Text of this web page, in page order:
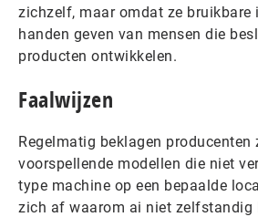
zichzelf, maar omdat ze bruikbare
handen geven van mensen die
producten ontwikkelen.
Faalwijzen
Regelmatig beklagen producenten
voorspellende modellen die niet
type machine op een bepaalde
zich af waarom ai niet zelfstandig